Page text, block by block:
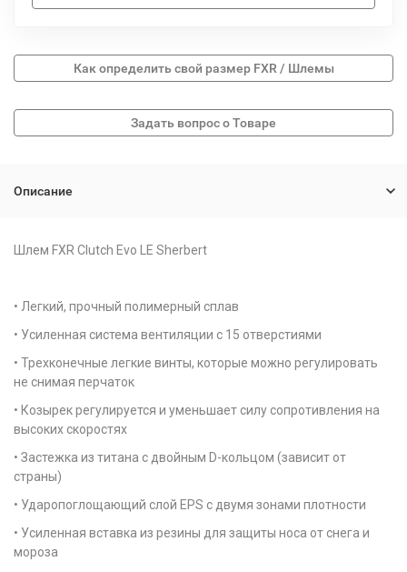
Как определить свой размер FXR / Шлемы
Описание
Шлем FXR Clutch Evo LE Sherbert
• Легкий, прочный полимерный сплав
• Усиленная система вентиляции с 15 отверстиями
• Трехконечные легкие винты, которые можно регулировать
не снимая перчаток
• Козырек регулируется и уменьшает силу сопротивления на
высоких скоростях
• Застежка из титана с двойным D-кольцом (зависит от
страны)
• Ударопоглощающий слой EPS с двумя зонами плотности
• Усиленная вставка из резины для защиты носа от снега и
мороза